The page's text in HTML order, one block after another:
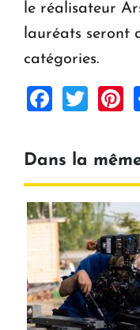
le réalisateur
lauréats seront
catégories.
Dans la